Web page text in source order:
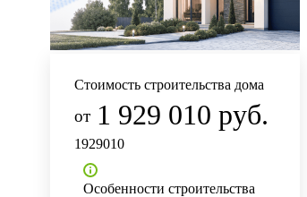
Стоимость строительства дома
1 929 010 руб.
1929010
Особенности строительства